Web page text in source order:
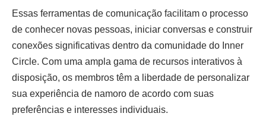
Essas ferramentas de comunicação facilitam o processo
de conhecer novas pessoas, iniciar conversas e construir
conexões significativas dentro da comunidade do Inner
Circle. Com uma ampla gama de recursos interativos à
disposição, os membros têm a liberdade de personalizar
sua experiência de namoro de acordo com suas
preferências e interesses individuais.